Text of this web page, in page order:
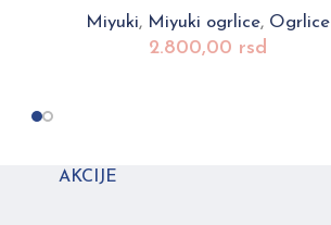
Miyuki, Miyuki ogrlice, Ogrlice
2.800,00 rsd
AKCIJE